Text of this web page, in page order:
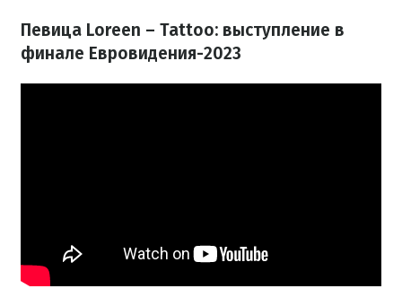
Певица Loreen – Tattoo: выступление в
финале Евровидения-2023